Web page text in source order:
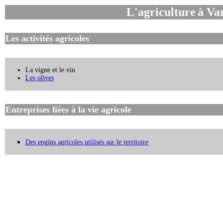
L'agriculture à
Les activités agricoles
La vigne et le vin
Les olives
Entreprises liées à la vie agricole
Des engins agricoles utilisés sur le territoire